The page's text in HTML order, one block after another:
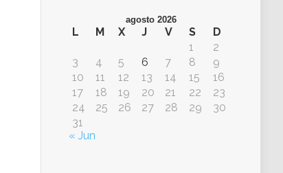
agosto 2026
L M X J V S
D
1
2
3
4 5 6 7 8
9
10
11 12 13 14 15
16
17
18 19 20 21 22
23
24
25 26 27 28 29
30
31
« Jun